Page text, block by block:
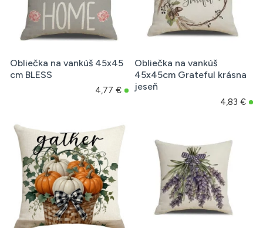
Obliečka na vankúš 45x45
cm BLESS
4,77 €
Obliečka na vankúš
45x45cm Grateful krásna
jeseň
4,83 €